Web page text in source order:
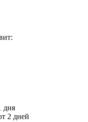
дня
2 дней